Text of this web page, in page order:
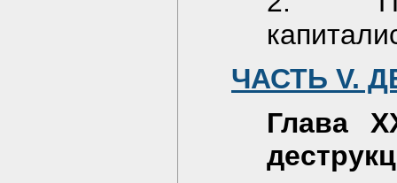
ЧАСТЬ V.
Глава